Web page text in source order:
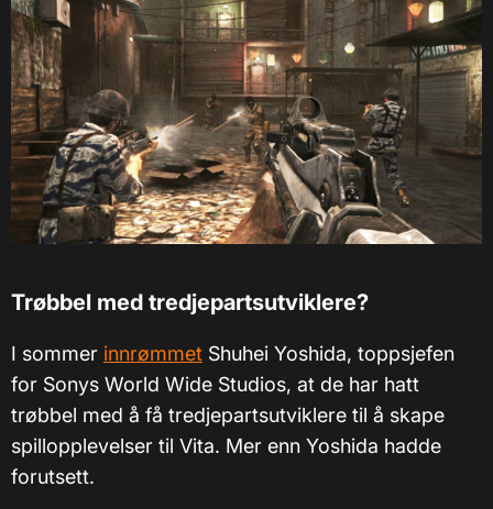
Trøbbel med tredjepartsutviklere?
I sommer innrømmet Shuhei Yoshida, toppsjefen
for Sonys World Wide Studios, at de har hatt
trøbbel med å få tredjepartsutviklere til å skape
spillopplevelser til Vita. Mer enn Yoshida hadde
forutsett.